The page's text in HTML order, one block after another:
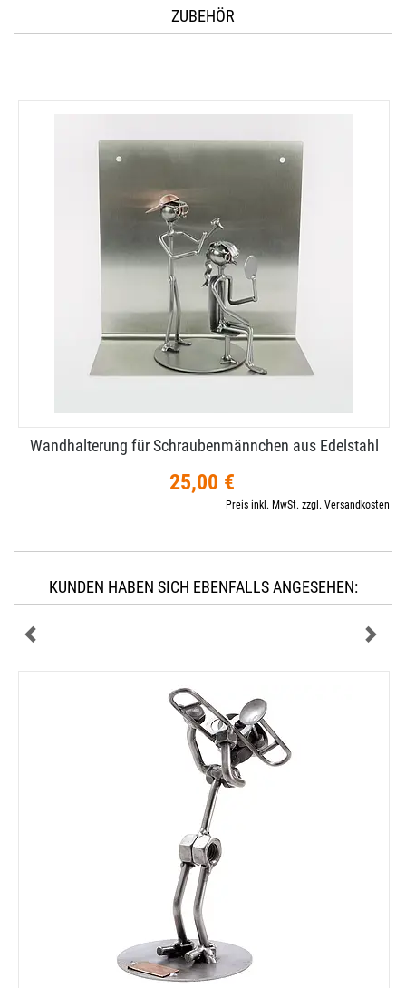
ZUBEHÖR
Wandhalterung für Schraubenmännchen aus Edelstahl
25,00 €
Preis inkl. MwSt. zzgl. Versandkosten
KUNDEN HABEN SICH EBENFALLS ANGESEHEN: